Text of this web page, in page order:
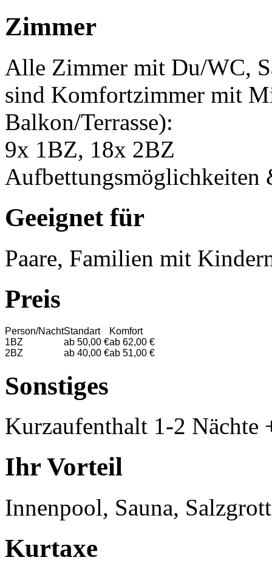
Zimmer
Alle Zimmer mit Du/WC,
sind Komfortzimmer mit
Balkon/Terrasse):
9x 1BZ, 18x 2BZ
Aufbettungsmöglichkeiten
Geeignet für
Paare, Familien mit
Preis
Person/NachtStandart
Komfort
1BZ
ab 50,00 €ab 62,00 €
2BZ
ab 40,00 €ab 51,00 €
Sonstiges
Kurzaufenthalt 1-2 Nächte
Ihr Vorteil
Innenpool, Sauna,
Kurtaxe